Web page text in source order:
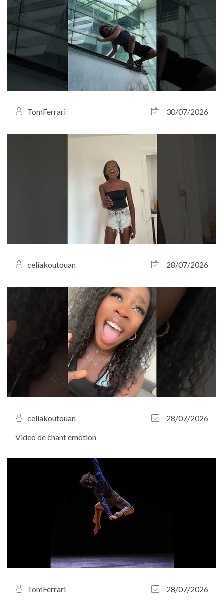
TomFerrari 30/07/2026
celiakoutouan 28/07/2026
celiakoutouan
28/07/2026
Video de chant émotion
TomFerrari 28/07/2026